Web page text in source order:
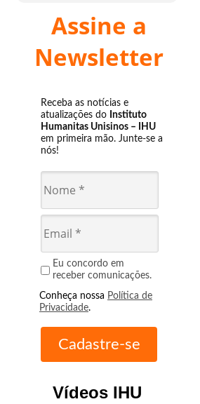
Assine a
Newsletter
Receba as notícias e
atualizações do Instituto
Humanitas Unisinos – IHU
em primeira mão. Junte-se a
nós!
Eu concordo em
receber comunicações.
Conheça nossa Política de
Privacidade.
Vídeos IHU